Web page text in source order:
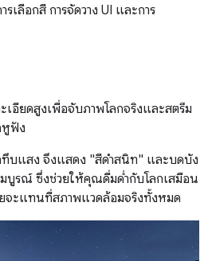
เลือกสี การจัดวาง UI และการ
เอียดสูงเพื่อจับภาพโลกจริงและสตรีม
หูฟัง
ทึบแสง จึงแสดง "สีดำสนิท" และบดบัง
มบูรณ์ ซึ่งช่วยให้คุณดื่มด่ำกับโลกเสมือน
ยจะแทนที่สภาพแวดล้อมจริงทั้งหมด